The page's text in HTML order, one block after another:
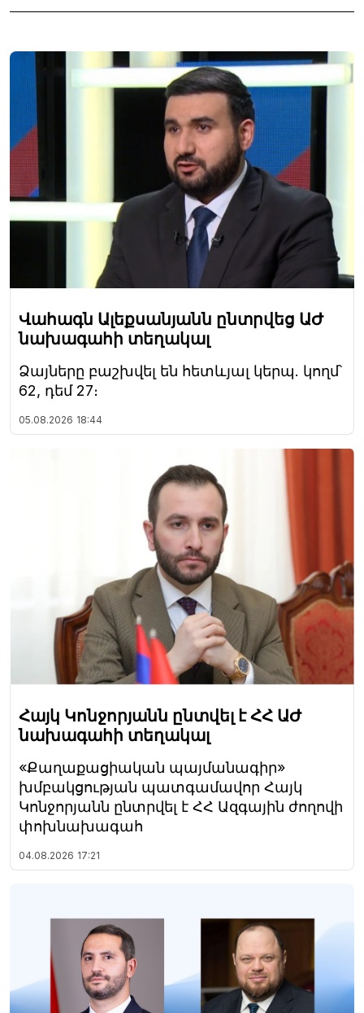
Վահագն Ալեքսանյանն ընտրվեց ԱԺ
նախագահի տեղակալ
Ձայները բաշխվել են հետևյալ կերպ. կողմ՝
62, դեմ 27։
05.08.2026 18:44
Հայկ Կոնջորյանն ընտվել է ՀՀ ԱԺ
նախագահի տեղակալ
«Քաղաքացիական պայմանագիր»
խմբակցության պատգամավոր Հայկ
Կոնջորյանն ընտրվել է ՀՀ Ազգային ժողովի
փոխնախագահ
04.08.2026 17:21